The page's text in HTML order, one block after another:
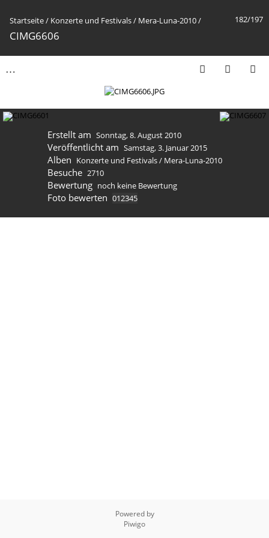
182/197
Startseite/ Konzerte und Festivals/ Mera-Luna-2010/
CIMG6606
Erstellt am Sonntag, 8. August 2010
Veröffentlicht am Samstag, 3. Januar 2015
Alben Konzerte und Festivals/ Mera-Luna-2010
Besuche 2710
Bewertung noch keine Bewertung
Foto bewerten
Powered by
Piwigo